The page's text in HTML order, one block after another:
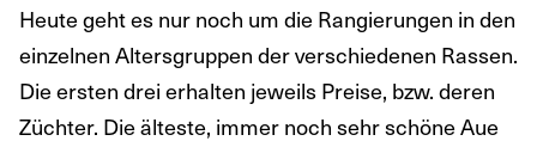
Heute geht es nur noch um die Rangierungen in den
einzelnen Altersgruppen der verschiedenen Rassen.
Die ersten drei erhalten jeweils Preise, bzw. deren
Züchter. Die älteste, immer noch sehr schöne Aue